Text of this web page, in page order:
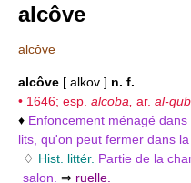
alcôve
alcôve
alcôve [ alkov ] n. f.
• 1646; esp. alcoba, ar. al-
♦ Enfoncement ménagé
lits, qu'on peut fermer dans la
♢ Hist. littér. Partie de la
salon. ⇒ ruelle